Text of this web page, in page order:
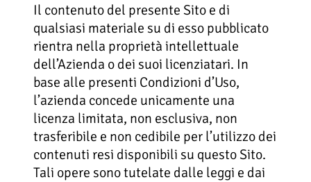
Il contenuto del presente Sito e di
qualsiasi materiale su di esso pubblicato
rientra nella proprietà intellettuale
dell’Azienda o dei suoi licenziatari. In
base alle presenti Condizioni d’Uso,
l’azienda concede unicamente una
licenza limitata, non esclusiva, non
trasferibile e non cedibile per l’utilizzo dei
contenuti resi disponibili su questo Sito.
Tali opere sono tutelate dalle leggi e dai